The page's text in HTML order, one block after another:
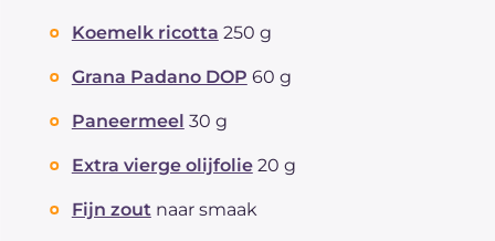
Koemelk ricotta 250 g
Grana Padano DOP 60 g
Paneermeel 30 g
Extra vierge olijfolie 20 g
Fijn zout naar smaak